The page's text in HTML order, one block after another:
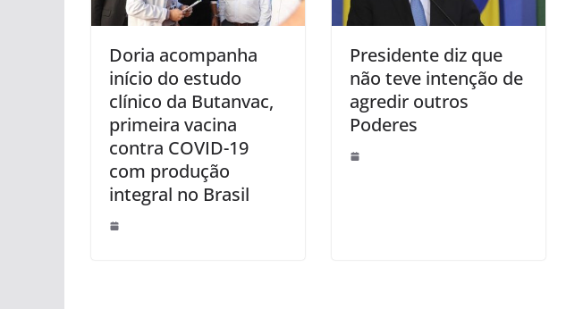
Doria acompanha
início do estudo
clínico da Butanvac,
primeira vacina
contra COVID-19
com produção
integral no Brasil
Presidente diz que
não teve intenção de
agredir outros
Poderes